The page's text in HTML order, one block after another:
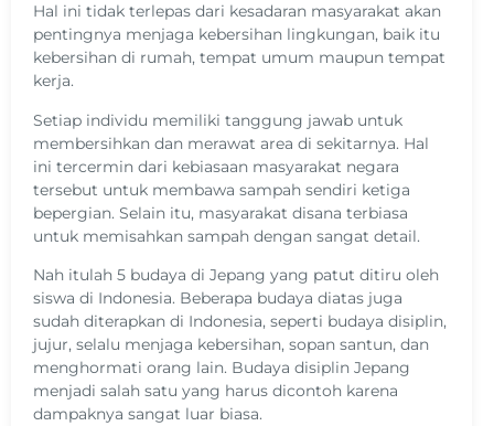
Hal ini tidak terlepas dari kesadaran masyarakat akan
pentingnya menjaga kebersihan lingkungan, baik itu
kebersihan di rumah, tempat umum maupun tempat
kerja.
Setiap individu memiliki tanggung jawab untuk
membersihkan dan merawat area di sekitarnya. Hal
ini tercermin dari kebiasaan masyarakat negara
tersebut untuk membawa sampah sendiri ketiga
bepergian. Selain itu, masyarakat disana terbiasa
untuk memisahkan sampah dengan sangat detail.
Nah itulah 5 budaya di Jepang yang patut ditiru oleh
siswa di Indonesia. Beberapa budaya diatas juga
sudah diterapkan di Indonesia, seperti budaya disiplin,
jujur, selalu menjaga kebersihan, sopan santun, dan
menghormati orang lain. Budaya disiplin Jepang
menjadi salah satu yang harus dicontoh karena
dampaknya sangat luar biasa.